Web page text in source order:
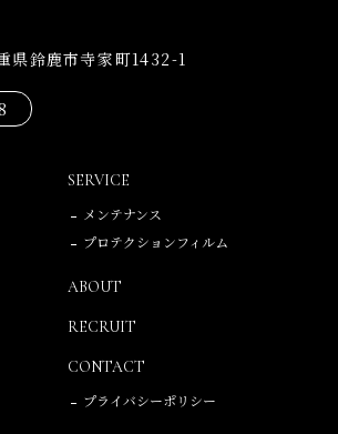
鈴鹿市寺家町1432-1
SERVICE
メンテナンス
プロテクションフィルム
ABOUT
RECRUIT
CONTACT
プライバシーポリシー